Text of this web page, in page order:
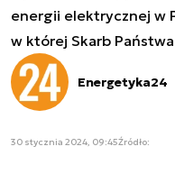
energii elektrycznej w
w której Skarb
Energetyka24
30 stycznia 2024, 09:45Źródło: